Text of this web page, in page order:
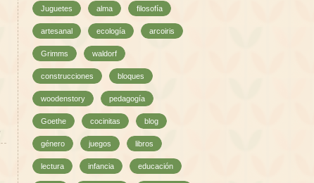
Juguetes alma filosofía
artesanal ecología arcoiris
Grimms waldorf
construcciones bloques
woodenstory pedagogía
Goethe cocinitas blog
género juegos libros
lectura infancia educación